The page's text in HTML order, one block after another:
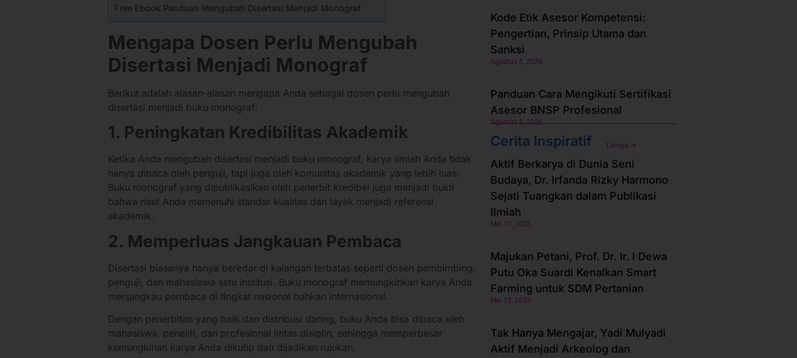
Free Ebook Panduan Mengubah Disertasi Menjadi Monograf
Mengapa Dosen Perlu Mengubah
Disertasi Menjadi Monograf
Berikut adalah alasan-alasan mengapa Anda sebagai dosen perlu mengubah
disertasi menjadi buku monograf:
1. Peningkatan Kredibilitas Akademik
Ketika Anda mengubah disertasi menjadi buku monograf, karya ilmiah Anda tidak
hanya dibaca oleh penguji, tapi juga oleh komunitas akademik yang lebih luas.
Buku monograf yang dipublikasikan oleh penerbit kredibel juga menjadi bukti
bahwa riset Anda memenuhi standar kualitas dan layak menjadi referensi
akademik.
2. Memperluas Jangkauan Pembaca
Disertasi biasanya hanya beredar di kalangan terbatas seperti dosen pembimbing,
penguji, dan mahasiswa satu institusi. Buku monograf memungkinkan karya Anda
menjangkau pembaca di tingkat nasional bahkan internasional.
Dengan penerbitan yang baik dan distribusi daring, buku Anda bisa dibaca oleh
mahasiswa, peneliti, dan profesional lintas disiplin, sehingga memperbesar
kemungkinan karya Anda dikutip dan dijadikan rujukan.
Kode Etik Asesor Kompetensi:
Pengertian, Prinsip Utama dan
Sanksi
Agustus 5, 2026
Panduan Cara Mengikuti Sertifikasi
Asesor BNSP Profesional
Agustus 3, 2026
Cerita Inspiratif Lainya ➜
Aktif Berkarya di Dunia Seni
Budaya, Dr. Irfanda Rizky Harmono
Sejati Tuangkan dalam Publikasi
Ilmiah
Mei 13, 2026
Majukan Petani, Prof. Dr. Ir. I Dewa
Putu Oka Suardi Kenalkan Smart
Farming untuk SDM Pertanian
Mei 12, 2026
Tak Hanya Mengajar, Yadi Mulyadi
Aktif Menjadi Arkeolog dan